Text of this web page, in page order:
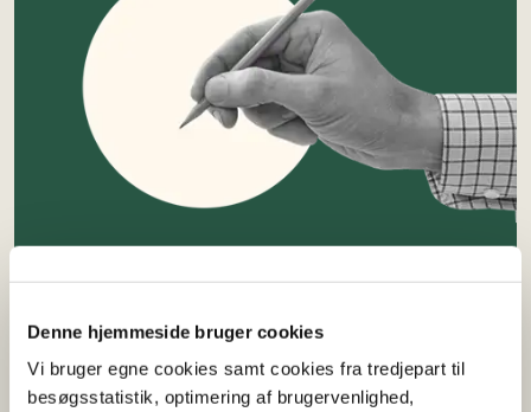
Denne hjemmeside bruger cookies
Vi bruger egne cookies samt cookies fra tredjepart til
besøgsstatistik, optimering af brugervenlighed,
Abonnér
Tilmeld dig vores nyhedsbrev, og få de seneste
nyheder tilsendt direkte i din indbakke